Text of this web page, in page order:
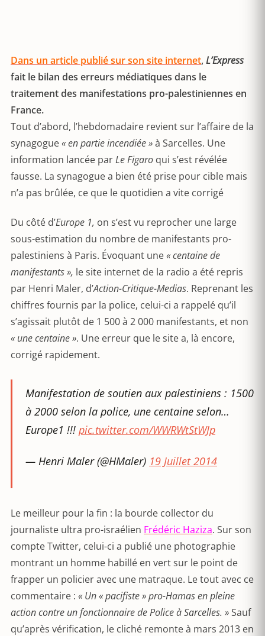
Dans un article publié sur son site internet,L’Express
fait le bilan des erreurs médiatiques dans le
traitement des manifestations pro-palestiniennes en
France.
Tout d’abord, l’hebdomadaire revient sur l’affaire de la
synagogue« en partie incendiée »à Sarcelles. Une
information lancée parLe Figaro qui s’est révélée
fausse. La synagogue a bien été prise pour cible mais
n’a pas brûlée, ce que le quotidien a vite corrigé
Du côté d’Europe 1, on s’est vu reprocher une large
sous-estimation du nombre de manifestants pro-
palestiniens à Paris. Évoquant une« centaine de
manifestants », le site internet de la radio a été repris
par Henri Maler, d’Action-Critique-Medias. Reprenant les
chiffres fournis par la police, celui-ci a rappelé qu’il
s’agissait plutôt de 1 500 à 2 000 manifestants, et non
« une centaine ». Une erreur que le site a, là encore,
corrigé rapidement.
Manifestation de soutien aux palestiniens : 1500
à 2000 selon la police, une centaine selon…
Europe1 !!! pic.twitter.com/WWRWtStWJp
— Henri Maler (@HMaler) 19 Juillet 2014
Le meilleur pour la fin : la bourde collector du
journaliste ultra pro-israélien Frédéric Haziza. Sur son
compte Twitter, celui-ci a publié une photographie
montrant un homme habillé en vert sur le point de
frapper un policier avec une matraque. Le tout avec ce
commentaire : « Un « pacifiste » pro-Hamas en pleine
action contre un fonctionnaire de Police à Sarcelles. »Sauf
qu’après vérification, le cliché remonte à mars 2013 en